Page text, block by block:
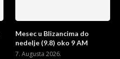
Mesec u Blizancima do
nedelje (9.8) oko 9 AM
7. Augusta 2026.